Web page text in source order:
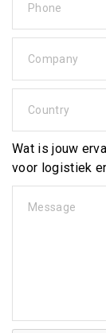
Phone
Company
Country
Wat is jouw
voor logistiek
Message